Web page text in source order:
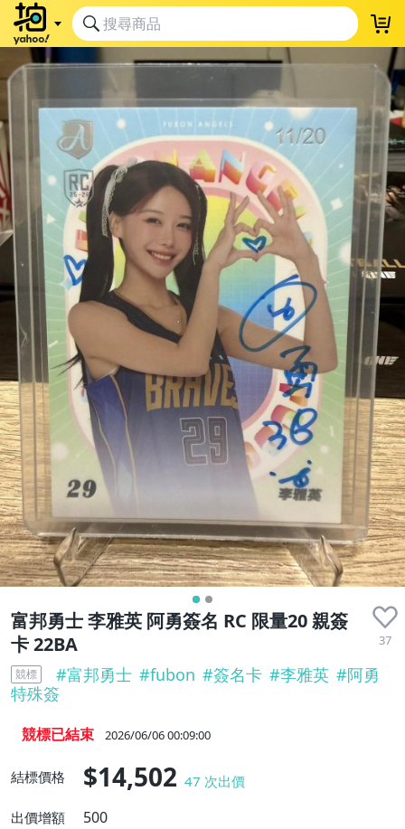
富邦勇士 李雅英 阿勇簽名 RC 限量20 親簽
卡 22BA
37
競標 #富邦勇士 #fubon #簽名卡 #李雅英 #阿勇
特殊簽
競標已結束 2026/06/06 00:09:00
結標價格 $14,502 47 次出價
出價增額
500